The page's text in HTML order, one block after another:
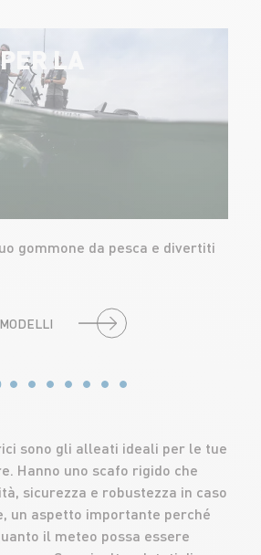
LA
gommone da pesca e divertiti
sono gli alleati ideali per le tue
Hanno uno scafo rigido che
sicurezza e robustezza in caso
un aspetto importante perché
il meteo possa essere